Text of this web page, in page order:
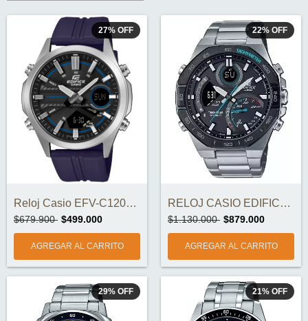
27% OFF
Reloj Casio EFV-C120P-1A2DF
$679.900 $499.000
22% OFF
RELOJ CASIO EDIFICE ECB-950DB-1A ORIGINA...
$1.130.000 $879.000
29% OFF 21% OFF